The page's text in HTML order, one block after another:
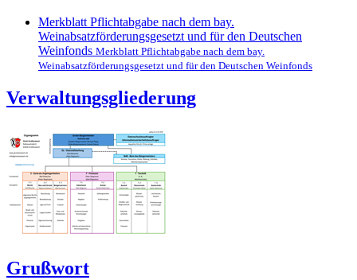
Merkblatt Pflichtabgabe nach dem bay.
Weinabsatzförderungsgesetzt und für den Deutschen
Weinfonds Merkblatt Pflichtabgabe nach dem bay.
Weinabsatzförderungsgesetzt und für den Deutschen Weinfonds
Verwaltungsgliederung
Grußwort